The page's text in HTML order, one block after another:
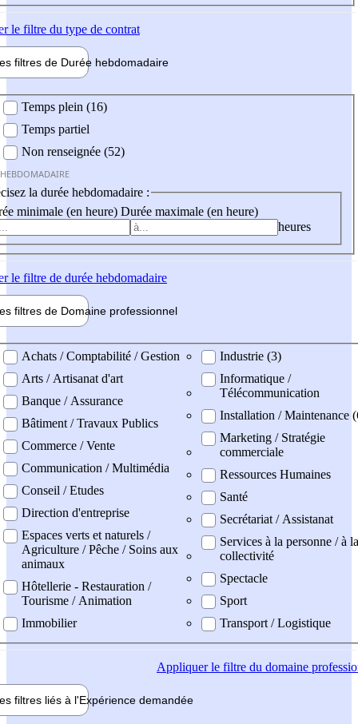
le filtre du type de contrat
filtres de Durée hebdomadaire
Temps plein (16)
Temps partiel
Non renseignée (52)
la durée hebdomadaire :
minimale (en heure) Durée maximale (en heure)
heures
le filtre de durée hebdomadaire
filtres de Domaine professionnel
professionel
Achats / Comptabilité / Gestion
Arts / Artisanat d'art
Banque / Assurance
Bâtiment / Travaux Publics
Commerce / Vente
Communication / Multimédia
Conseil / Etudes
Direction d'entreprise
Espaces verts et naturels /
Agriculture / Pêche / Soins aux
animaux
Hôtellerie - Restauration /
Tourisme / Animation
Immobilier
Industrie (3)
Informatique /
Télécommunication
Installation / Maintenance
Marketing / Stratégie
commerciale
Ressources Humaines
Santé
Secrétariat / Assistanat
Services à la personne / à la
collectivité
Spectacle
Sport
Transport / Logistique
Appliquerle filtre du domaine
filtres liés à l'Expérience demandée